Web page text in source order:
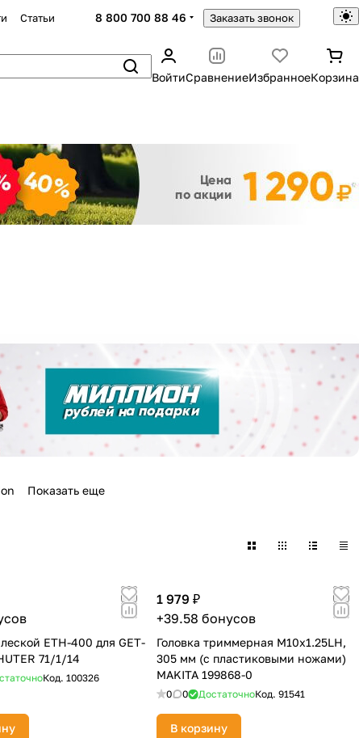
Статьи 8 800 700 88 46 Заказать звонок
ВойтиСравнениеИзбранноеКорзина
Показать еще
ETH-400 для GET-
71/1/14
Код. 100326
1 979 ₽
+39.58 бонусов
Головка триммерная M10х1.25LH,
305 мм (с пластиковыми ножами)
MAKITA 199868-0
0 0 ДостаточноКод. 91541
В корзину
Закрыть